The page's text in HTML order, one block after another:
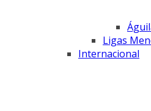
Ligas
Internacional